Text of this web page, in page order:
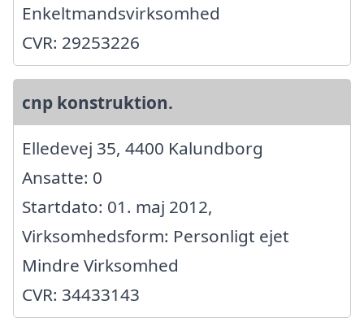
Enkeltmandsvirksomhed
CVR: 29253226
cnp konstruktion.
Elledevej 35, 4400 Kalundborg
Ansatte: 0
Startdato: 01. maj 2012,
Virksomhedsform: Personligt ejet
Mindre Virksomhed
CVR: 34433143